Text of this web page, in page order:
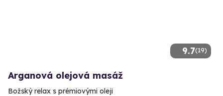
9.7(19)
Arganová olejová masáž
Božský relax s prémiovými oleji